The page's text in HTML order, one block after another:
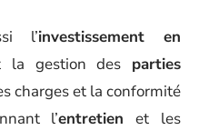
l’investissement en
la gestion des parties
charges et la conformité
l’entretien et les